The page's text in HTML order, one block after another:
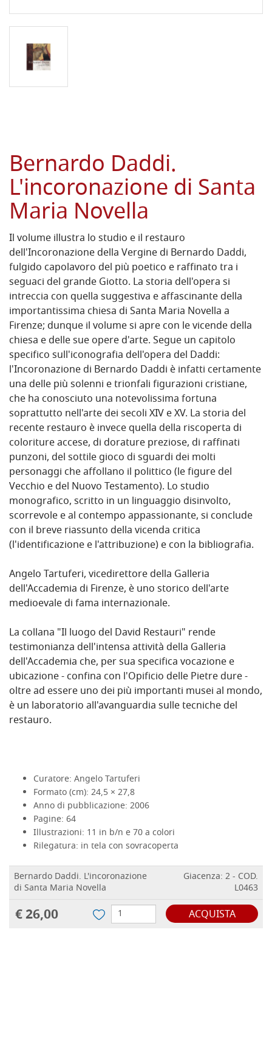
Bernardo Daddi.
L'incoronazione di Santa
Maria Novella
Il volume illustra lo studio e il restauro
dell'Incoronazione della Vergine di Bernardo Daddi,
fulgido capolavoro del più poetico e raffinato tra i
seguaci del grande Giotto. La storia dell'opera si
intreccia con quella suggestiva e affascinante della
importantissima chiesa di Santa Maria Novella a
Firenze; dunque il volume si apre con le vicende della
chiesa e delle sue opere d'arte. Segue un capitolo
specifico sull'iconografia dell'opera del Daddi:
l'Incoronazione di Bernardo Daddi è infatti certamente
una delle più solenni e trionfali figurazioni cristiane,
che ha conosciuto una notevolissima fortuna
soprattutto nell'arte dei secoli XIV e XV. La storia del
recente restauro è invece quella della riscoperta di
coloriture accese, di dorature preziose, di raffinati
punzoni, del sottile gioco di sguardi dei molti
personaggi che affollano il polittico (le figure del
Vecchio e del Nuovo Testamento). Lo studio
monografico, scritto in un linguaggio disinvolto,
scorrevole e al contempo appassionante, si conclude
con il breve riassunto della vicenda critica
(l'identificazione e l'attribuzione) e con la bibliografia.
Angelo Tartuferi, vicedirettore della Galleria
dell'Accademia di Firenze, è uno storico dell'arte
medioevale di fama internazionale.
La collana "Il luogo del David Restauri" rende
testimonianza dell'intensa attività della Galleria
dell'Accademia che, per sua specifica vocazione e
ubicazione - confina con l'Opificio delle Pietre dure -
oltre ad essere uno dei più importanti musei al mondo,
è un laboratorio all'avanguardia sulle tecniche del
restauro.
Curatore: Angelo Tartuferi
Formato (cm): 24,5 × 27,8
Anno di pubblicazione: 2006
Pagine: 64
Illustrazioni: 11 in b/n e 70 a colori
Rilegatura: in tela con sovracoperta
Bernardo Daddi. L'incoronazione
di Santa Maria Novella
Giacenza: 2 - COD.
L0463
€ 26,00 ACQUISTA